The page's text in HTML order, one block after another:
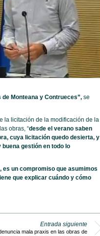
Monteana y Contrueces”, se
la licitación de la modificación de la
obras, “desde el verano saben
cuya licitación quedo desierta, y
gestión en todo lo
un compromiso que asumimos
que explicar cuándo y cómo
Entrada siguiente
mala praxis en las obras de